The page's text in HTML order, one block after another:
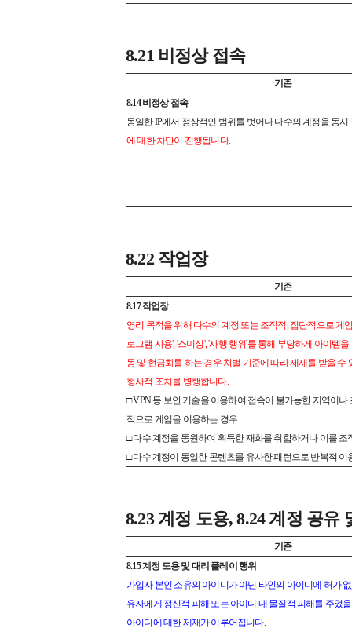
8.21 비정상 접속
기존
8.14 비정상 접속
동일한 IP에서 정상적인 범위를 벗어나 다수의 계정을 동
에 대한 차단이 진행됩니다.
8.22 작업장
기존
8.17 작업장
영리 목적을 위해 다수의 계정 또는 조직적, 집단적으로 게
로그램 사용', '스미싱', '사행 행위'를 통해 부당하게 아이템
동 및 현금화를 하는 경우 처벌 기준에 따라 제재를 받을 수
형사적 조치를 병행합니다.
□ VPN 등 보안 기술을 이용하여 접속이 불가능한 지역이나
적으로 게임을 이용하는 경우
□ 다수 계정을 동원하여 획득한 재화를 취합하거나 이를 조
□ 다수 계정이 동일한 콘텐츠를 유사한 패턴으로 반복적 이
8.23 계정 도용, 8.24 계정 공유
기존
8.15 계정 도용 및 대리 플레이 행위
가입자 본인 소유의 아이디가 아닌 타인의 아이디에 허가
유자에게 정신적 피해 또는 아이디 내 물질적 피해를 주었
아이디에 대한 제재가 이루어집니다.